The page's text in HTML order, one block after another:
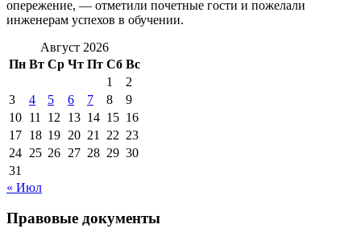
опережение, — отметили почетные гости и пожелали
инженерам успехов в обучении.
Август 2026
Пн Вт Ср Чт Пт Сб Вс
1
2
3
4 5 6 7 8
9
10 11 12 13 14 15 16
17 18 19 20 21 22 23
24 25 26 27 28 29 30
31
« Июл
Правовые документы